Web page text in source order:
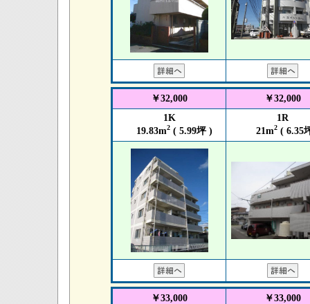
￥32,000
￥32,000
1K
19.83m2( 5.99坪 )
1R
21m2( 6.35
￥33,000
￥33,000